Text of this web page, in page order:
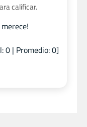
calificar.
0| Promedio:0]